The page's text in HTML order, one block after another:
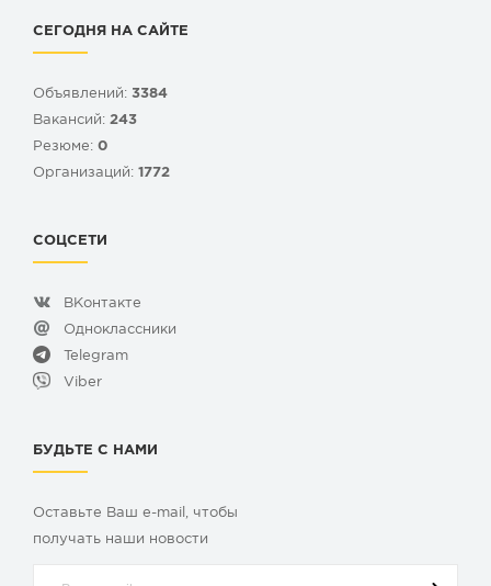
СЕГОДНЯ НА САЙТЕ
Объявлений: 3384
Вакансий: 243
Резюме: 0
Организаций: 1772
СОЦСЕТИ
ВКонтакте
Одноклассники
Telegram
Viber
БУДЬТЕ С НАМИ
Оставьте Ваш e-mail, чтобы
получать наши новости